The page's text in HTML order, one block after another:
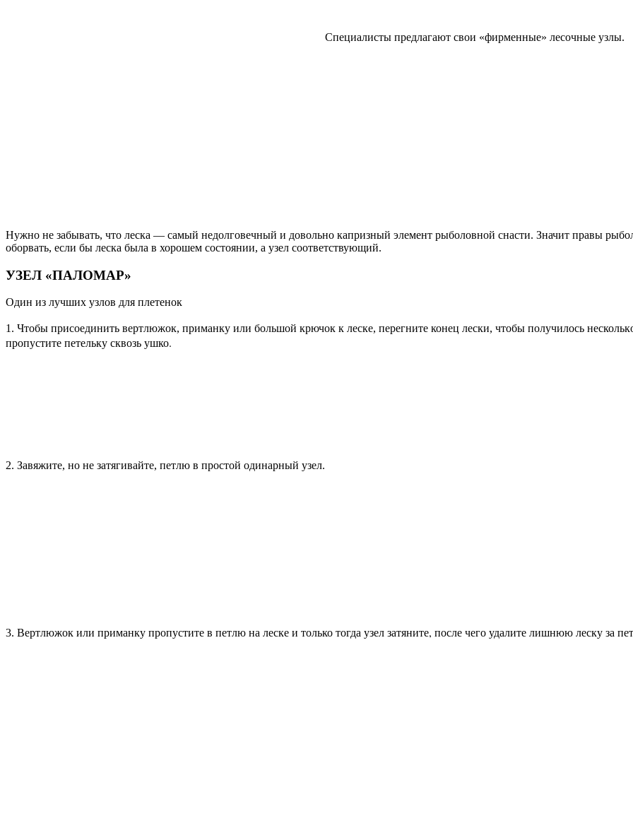
Специалисты предлагают свои «фирменные» лесочные узлы.
Нужно не забывать, что леска — самый недолговечный и довольно капризный элемент рыболовной снасти. Значит правы
оборвать, если бы леска была в хорошем состоянии, а узел соответствующий.
УЗЕЛ «ПАЛОМАР»
Один из лучших узлов для плетенок
1. Чтобы присоединить вертлюжок, приманку или большой крючок к леске, перегните конец лески, чтобы получилось нескольк
пропустите петельку сквозь ушко.
2. Завяжите, но не затягивайте, петлю в простой одинарный узел.
3. Вертлюжок или приманку пропустите в петлю на леске и только тогда узел затяните, после чего удалите лишнюю леску за